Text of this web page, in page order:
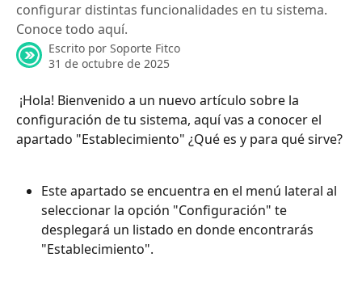
configurar distintas funcionalidades en tu sistema.
Conoce todo aquí.
Escrito por Soporte Fitco
31 de octubre de 2025
configuración de tu sistema, aquí vas a conocer el
apartado "Establecimiento" ¿Qué es y para qué sirve?
Este apartado se encuentra en el menú lateral al
seleccionar la opción "Configuración" te
desplegará un listado en donde encontrarás
"Establecimiento".